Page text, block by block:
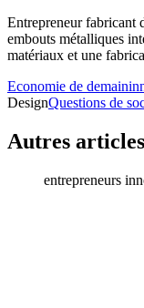
Entrepreneur fabricant
embouts métalliques
matériaux et une
Economie de demain
DesignQuestions de
Autres
entrepreneurs